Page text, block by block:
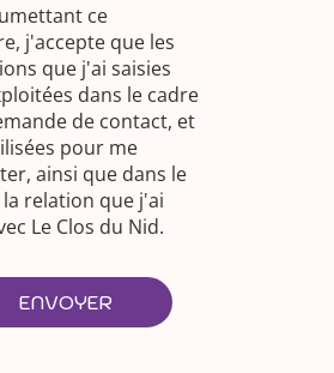
ce
j'accepte que les
que j'ai saisies
dans le cadre
de contact, et
pour me
ainsi que dans le
relation que j'ai
Le Clos du Nid.
ENVOYER